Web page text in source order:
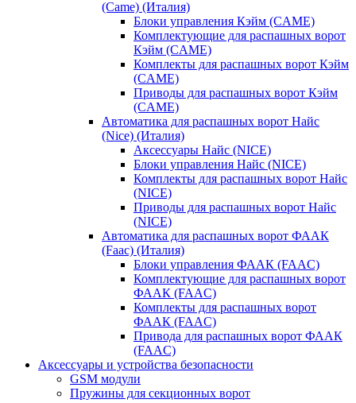
(Came) (Италия)
Блоки управления Кэйм (CAME)
Комплектующие для распашных ворот
Кэйм (CAME)
Комплекты для распашных ворот Кэйм
(CAME)
Приводы для распашных ворот Кэйм
(CAME)
Автоматика для распашных ворот Найс
(Nice) (Италия)
Аксессуары Найс (NICE)
Блоки управления Найс (NICE)
Комплекты для распашных ворот Найс
(NICE)
Приводы для распашных ворот Найс
(NICE)
Автоматика для распашных ворот ФААК
(Faac) (Италия)
Блоки управления ФААК (FAAC)
Комплектующие для распашных ворот
ФААК (FAAC)
Комплекты для распашных ворот
ФААК (FAAC)
Привода для распашных ворот ФААК
(FAAC)
Аксессуары и устройства безопасности
GSM модули
Пружины для секционных ворот